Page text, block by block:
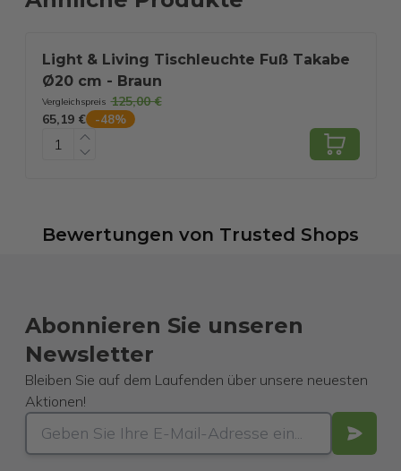
Light & Living Tischleuchte Fuß Takabe
Ø20 cm - Braun
Vergleichspreis 125,00 €
65,19 €
-48%
Bewertungen von Trusted Shops
Abonnieren Sie unseren
Newsletter
Bleiben Sie auf dem Laufenden über unsere neuesten
Aktionen!